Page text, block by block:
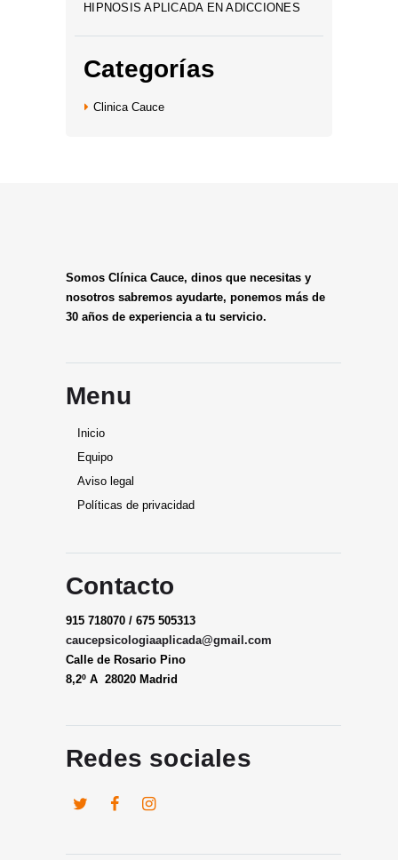
HIPNOSIS APLICADA EN ADICCIONES
Categorías
Clinica Cauce
Somos Clínica Cauce, dinos que necesitas y
nosotros sabremos ayudarte, ponemos más de
30 años de experiencia a tu servicio.
Menu
Inicio
Equipo
Aviso legal
Políticas de privacidad
Contacto
915 718070 / 675 505313
caucepsicologiaaplicada@gmail.com
Calle de Rosario Pino
8,2º A 28020 Madrid
Redes sociales